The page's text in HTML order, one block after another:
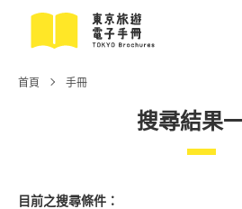
首頁 手冊
搜尋結果
目前之搜尋條件：